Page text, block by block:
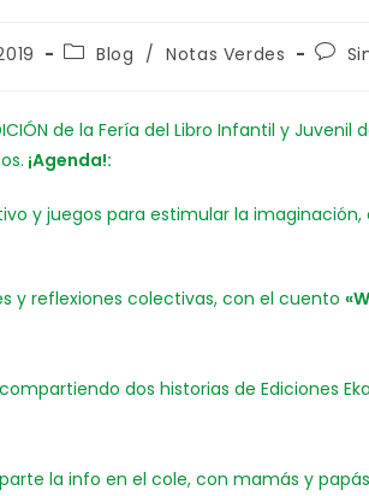
Blog / Notas Verdes
de la Fería del Libro Infantil y
¡Agenda!:
y juegos para estimular la
y reflexiones colectivas, con el cuento
dos historias de Ediciones
la info en el cole, con mamás y